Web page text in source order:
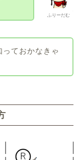
ふりーだむ
ておかなきゃ